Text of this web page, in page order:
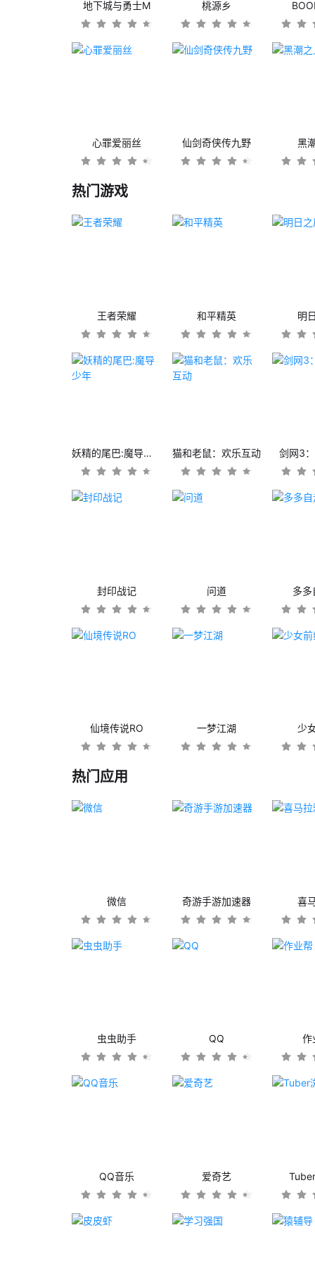
地下城与勇士M 桃源乡
心罪爱丽丝 仙剑奇侠传九野 黑
热门游戏
王者荣耀 和平精英 明
妖精的尾巴:魔导少年 猫和老鼠：欢乐互动 剑网3
封印战记 问道 多多
仙境传说RO 一梦江湖 少
热门应用
微信 奇游手游加速器 喜
虫虫助手 QQ 作
QQ音乐 爱奇艺